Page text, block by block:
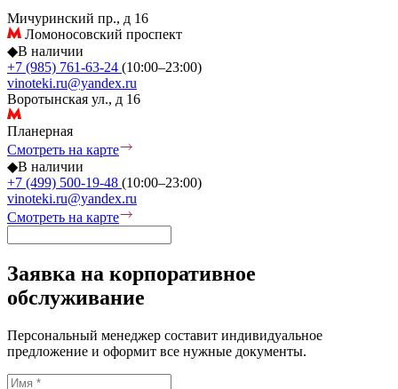
Мичуринский пр., д 16
Ломоносовский проспект
◆В наличии
+7 (985) 761-63-24 (10:00–23:00)
vinoteki.ru@yandex.ru
Воротынская ул., д 16
Планерная
Смотреть на карте
◆В наличии
+7 (499) 500-19-48 (10:00–23:00)
vinoteki.ru@yandex.ru
Смотреть на карте
Заявка на корпоративное
обслуживание
Персональный менеджер составит индивидуальное
предложение и оформит все нужные документы.